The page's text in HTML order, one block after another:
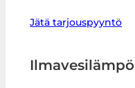
Jätä tarjouspyyntö